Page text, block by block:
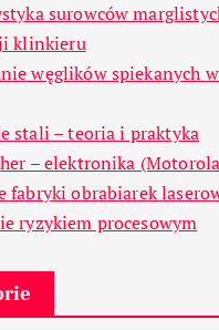
surowców
klinkieru
węglików spiekanych
stali – teoria i praktyka
– elektronika
fabryki obrabiarek
ryzykiem procesowym